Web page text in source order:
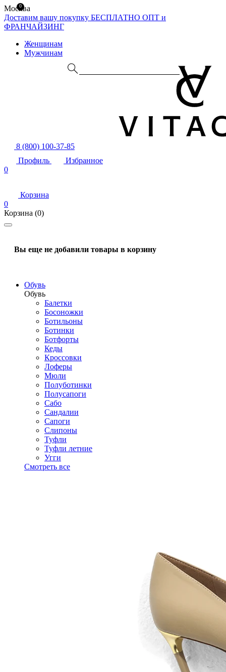
Москва
Доставим вашу покупку БЕСПЛАТНО ОПТ и
ФРАНЧАЙЗИНГ
Женщинам
Мужчинам
8 (800) 100-37-85
Профиль
Избранное
0
Корзина
0
Корзина (0)
Вы еще не добавили товары в корзину
Обувь
Обувь
Балетки
Босоножки
Ботильоны
Ботинки
Ботфорты
Кеды
Кроссовки
Лоферы
Мюли
Полуботинки
Полусапоги
Сабо
Сандалии
Сапоги
Слипоны
Туфли
Туфли летние
Угги
Смотреть все
0